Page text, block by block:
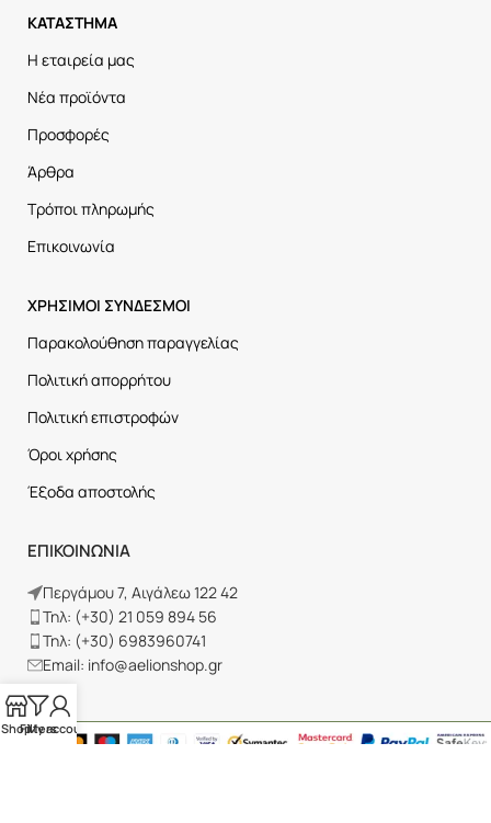
ΚΑΤΑΣΤΗΜΑ
Η εταιρεία μας
Νέα προϊόντα
Προσφορές
Άρθρα
Τρόποι πληρωμής
Επικοινωνία
ΧΡΗΣΙΜΟΙ ΣΥΝΔΕΣΜΟΙ
Παρακολούθηση παραγγελίας
Πολιτική απορρήτου
Πολιτική επιστροφών
Όροι χρήσης
Έξοδα αποστολής
ΕΠΙΚΟΙΝΩΝΙΑ
Περγάμου 7, Αιγάλεω 122 42
Τηλ: (+30) 21 059 894 56
Τηλ: (+30) 6983960741
Email: info@aelionshop.gr
ShopFilters
My account